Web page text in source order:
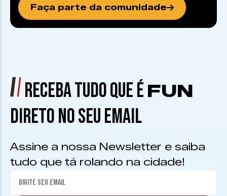
Faça parte da comunidade
RECEBA TUDO QUE É FUN
DIRETO NO SEU EMAIL
Assine a nossa Newsletter e saiba
tudo que tá rolando na cidade!